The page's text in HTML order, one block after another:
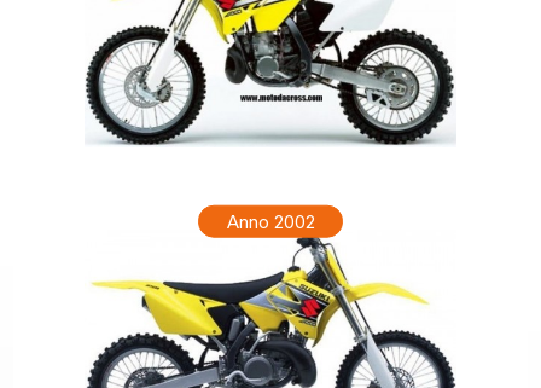
Anno 2002